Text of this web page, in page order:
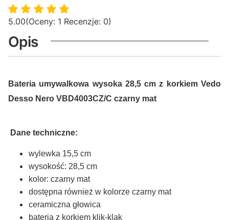
5.00(Oceny: 1 Recenzje: 0)
Opis
Bateria umywalkowa wysoka 28,5 cm z korkiem Vedo
Desso Nero VBD4003CZ/C czarny mat
Dane techniczne:
wylewka 15,5 cm
wysokość: 28,5 cm
kolor: czarny mat
dostępna również w kolorze czarny mat
ceramiczna głowica
bateria z korkiem klik-klak